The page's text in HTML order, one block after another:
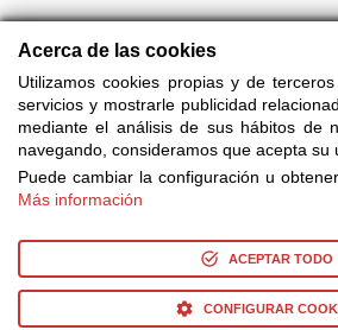
Configurar cookies
de 25
© Copyright 2014-2026 Ociocultura
Acerca de las cookies
Utilizamos cookies propias y de
servicios y mostrarle publicidad
mediante el análisis de sus hábitos de
navegando, consideramos que acepta su
Puede cambiar la configuración u
Más información
ACEPTAR TODO
CONFIGURAR